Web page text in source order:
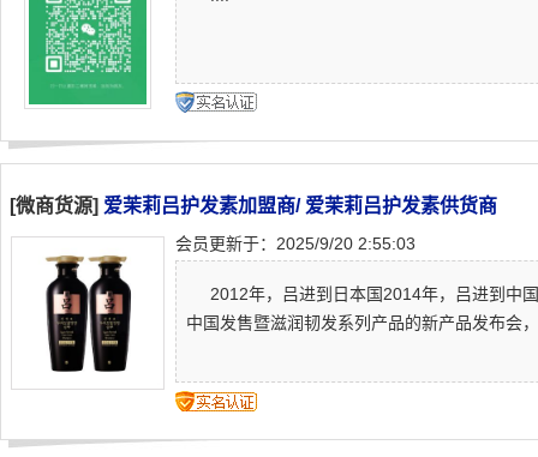
[微商货源] 爱茉莉吕护发素加盟商/ 爱茉莉吕护发素供货商
会员更新于：2025/9/20 2:55:03
2012年，吕进到日本国2014年，吕进到中
中国发售暨滋润韧发系列产品的新产品发布会